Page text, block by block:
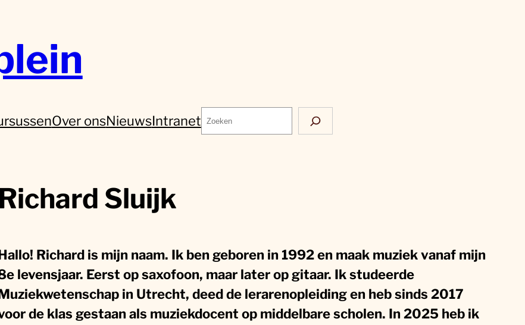
Over onsNieuwsIntranetZoeken
Richard Sluijk
Richard is mijn naam. Ik ben geboren in 1992 en maak muziek vanaf mijn
levensjaar. Eerst op saxofoon, maar later op gitaar. Ik studeerde
in Utrecht, deed de lerarenopleiding en heb sinds 2017
de klas gestaan als muziekdocent op middelbare scholen. In 2025 heb ik